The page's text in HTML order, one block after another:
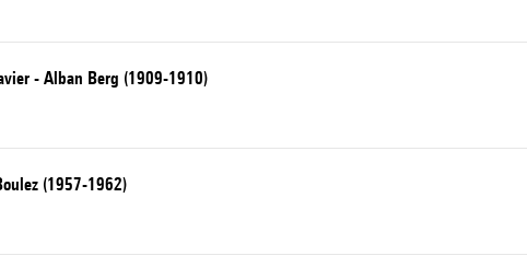
- Alban Berg (1909-1910)
(1957-1962)